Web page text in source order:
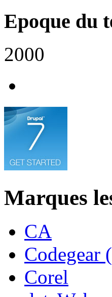
Epoque du
2000
Marques
CA
Codegear
Corel